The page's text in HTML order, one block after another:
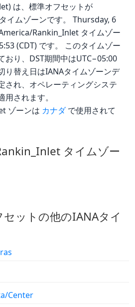
は、標準オフセットが
イムゾーンです。 Thursday, 6
Rankin_Inlet タイムゾー
(CDT) です。 このタイムゾー
おり、DST期間中はUTC−05:00
り替え日はIANAタイムゾーンデ
され、オペレーティングシステ
されます。
ゾーンは カナダで使用されて
タイムゾー
ットの他のIANAタイ
Center